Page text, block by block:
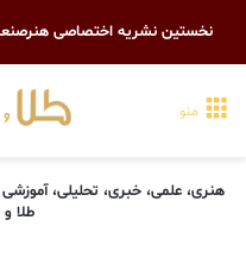
نخستین نشریه اختصاصی
منو
هنری، علمی، خبری، تحلیلی،
طلا